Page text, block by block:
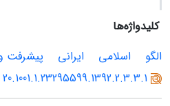
کلیدواژه‌ها
الگو
اسلامی ایرانی
پیشرفت
20.1001.1.23295599.1392.2.3.3.1